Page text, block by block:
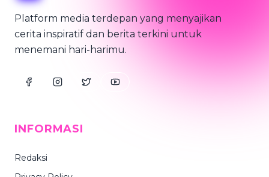
Platform media terdepan yang menyajikan
cerita inspiratif dan berita terkini untuk
menemani hari-harimu.
INFORMASI
Redaksi